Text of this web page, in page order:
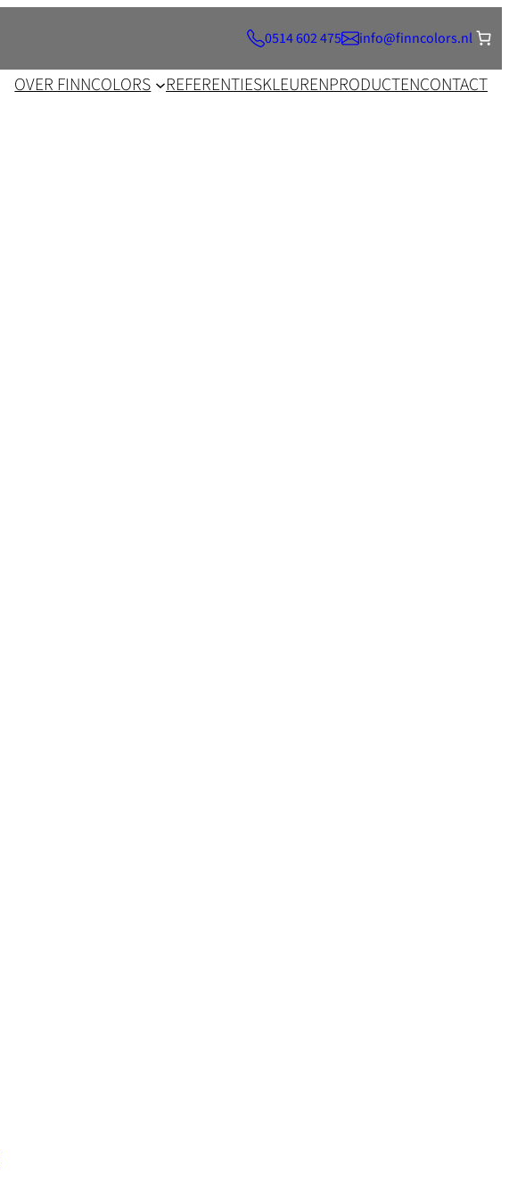
0514 602 475 info@finncolors.nl
OVER FINNCOLORS REFERENTIESKLEURENPRODUCTENCONTACT